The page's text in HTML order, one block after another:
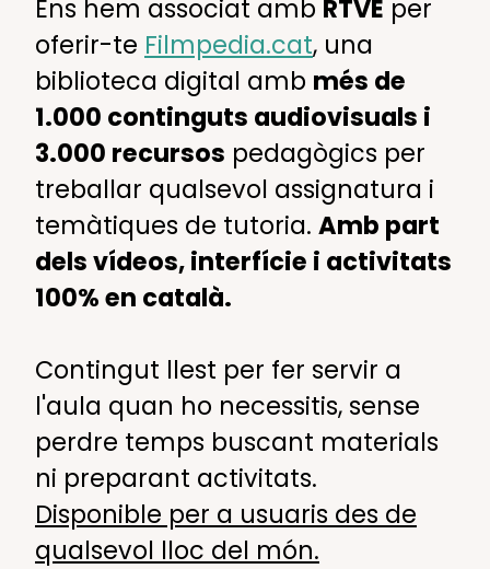
Ens hem associat amb RTVE per
oferir-te Filmpedia.cat, una
biblioteca digital amb més de
1.000 continguts audiovisuals i
3.000 recursos pedagògics per
treballar qualsevol assignatura i
temàtiques de tutoria. Amb part
dels vídeos, interfície i activitats
100% en català.
Contingut llest per fer servir a
l'aula quan ho necessitis, sense
perdre temps buscant materials
ni preparant activitats.
Disponible per a usuaris des de
qualsevol lloc del món.